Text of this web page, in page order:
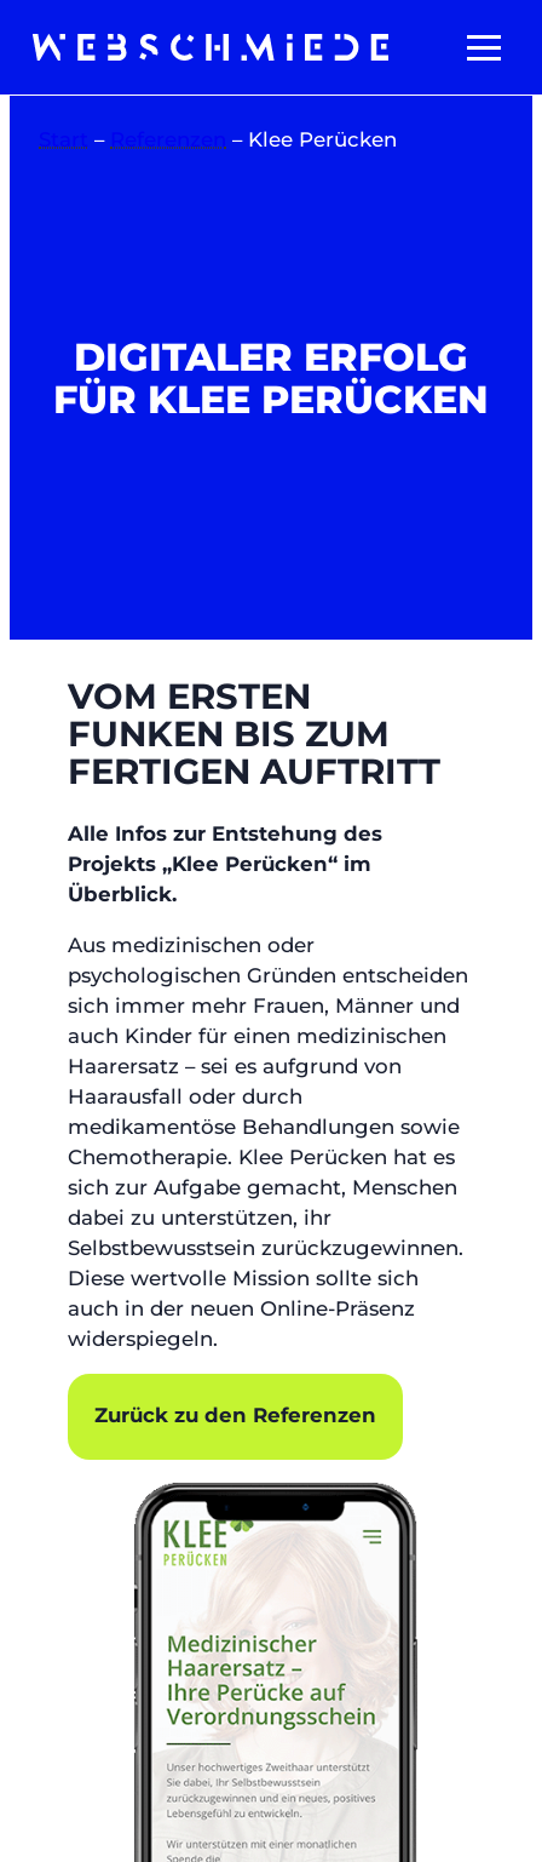
Inhalt
– – Klee Perücken
DIGITALER ERFOLG
FÜR KLEE PERÜCKEN
VOM ERSTEN
FUNKEN BIS ZUM
FERTIGEN AUFTRITT
Alle Infos zur Entstehung des
Projekts „Klee Perücken“ im
Überblick.
Aus medizinischen oder
psychologischen Gründen entscheiden
sich immer mehr Frauen, Männer und
auch Kinder für einen medizinischen
Haarersatz – sei es aufgrund von
Haarausfall oder durch
medikamentöse Behandlungen sowie
Chemotherapie. Klee Perücken hat es
sich zur Aufgabe gemacht, Menschen
dabei zu unterstützen, ihr
Selbstbewusstsein zurückzugewinnen.
Diese wertvolle Mission sollte sich
auch in der neuen Online-Präsenz
widerspiegeln.
Zurück zu den Referenzen